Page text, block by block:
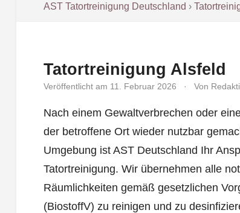
AST Tatortreinigung Deutschland ›
Tatortreinigung Alsfeld
Veröffentlicht am 11. Februar 2026 · Von
Nach einem Gewaltverbrechen oder
der betroffene Ort wieder nutzbar
Umgebung ist AST Deutschland Ihr
Tatortreinigung. Wir übernehmen alle
Räumlichkeiten gemäß gesetzlichen
(BiostoffV) zu reinigen und zu